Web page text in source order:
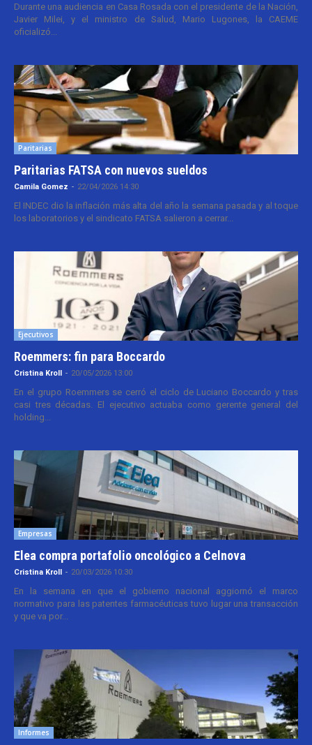
Durante una audiencia en Casa Rosada con el presidente de la Nación,
Javier Milei, y el ministro de Salud, Mario Lugones, la CAEME
oficializó...
Paritarias
Paritarias FATSA con nuevos sueldos
Camila Gomez - 22/04/2026 14:30
El INDEC dio la inflación más alta del año la semana pasada y al toque
los laboratorios y el sindicato FATSA salieron a cerrar...
Ejecutivos
Roemmers: fin para Boccardo
Cristina Kroll - 20/05/2026 13:00
En el grupo Roemmers se cerró el ciclo de Luciano Boccardo y tras
casi tres décadas. El ejecutivo actuaba como gerente general del
holding...
Empresas
Elea compra portafolio oncológico a Celnova
Cristina Kroll - 20/03/2026 10:30
En la semana en que el gobierno nacional aggiornó el marco
normativo para las patentes farmacéuticas tuvo lugar una transacción
y que va por...
Informes